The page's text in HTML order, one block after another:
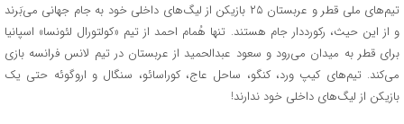
تیم‌های ملی قطر و عربستان ۲۵ بازیکن از لیگ‌های داخلی خود به جام جهانی می‌بَرند
و از این حیث، رکورددار جام هستند. تنها هُمام احمد از تیم «کولتورال لئونسا» اسپانیا
برای قطر به میدان می‌رود و سعود عبدالحمید از عربستان در تیم لانس فرانسه بازی
می‌کند. تیم‌های کیپ ورد، کنگو، ساحل عاج، کوراسائو، سنگال و اروگوئه حتی یک
بازیکن از لیگ‌های داخلی خود ندارند!